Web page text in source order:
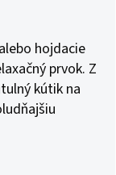
hojdacie
prvok. Z
kútik na